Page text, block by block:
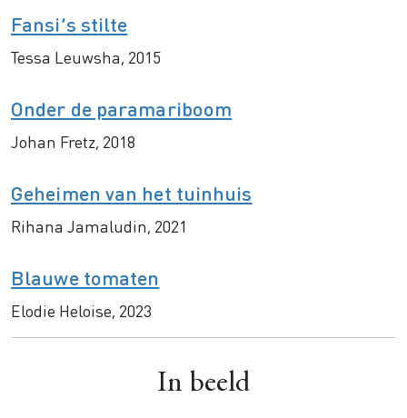
Fansi’s stilte
Tessa Leuwsha, 2015
Onder de paramariboom
Johan Fretz, 2018
Geheimen van het tuinhuis
Rihana Jamaludin, 2021
Blauwe tomaten
Elodie Heloise, 2023
In beeld